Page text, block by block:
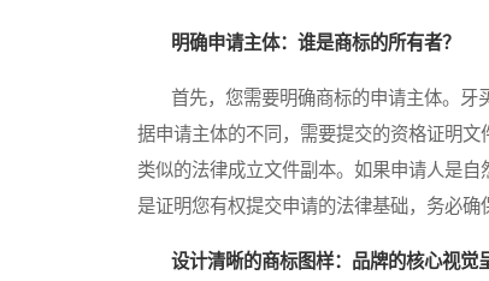
明确申请主体：谁是商标的所有者？
首先，您需要明确商标的申请主体。牙
据申请主体的不同，需要提交的资格证明
类似的法律成立文件副本。如果申请人是
是证明您有权提交申请的法律基础，务必确
设计清晰的商标图样：品牌的核心视觉